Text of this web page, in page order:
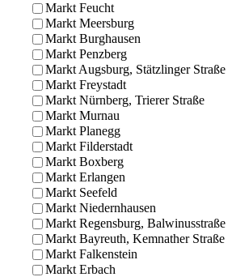
Markt Feucht
Markt Meersburg
Markt Burghausen
Markt Penzberg
Markt Augsburg, Stätzlinger Straße
Markt Freystadt
Markt Nürnberg, Trierer Straße
Markt Murnau
Markt Planegg
Markt Filderstadt
Markt Boxberg
Markt Erlangen
Markt Seefeld
Markt Niedernhausen
Markt Regensburg, Balwinusstraße
Markt Bayreuth, Kemnather Straße
Markt Falkenstein
Markt Erbach